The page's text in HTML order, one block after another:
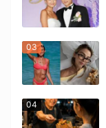
03
04